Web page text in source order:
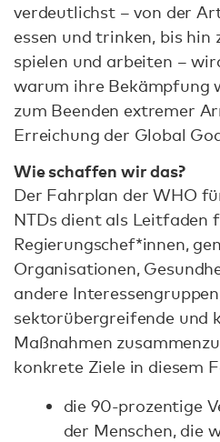
verdeutlichst – von der
essen und trinken, bis hin
spielen und arbeiten –
warum ihre Bekämpfung
zum Beenden extremer
Erreichung der Global
Wie schaffen wir das?
Der Fahrplan der WHO
NTDs dient als Leitfaden
Regierungschef*innen,
Organisationen,
andere
sektorübergreifende und
Maßnahmen
konkrete Ziele in diesem
die 90-prozentige
der Menschen, die